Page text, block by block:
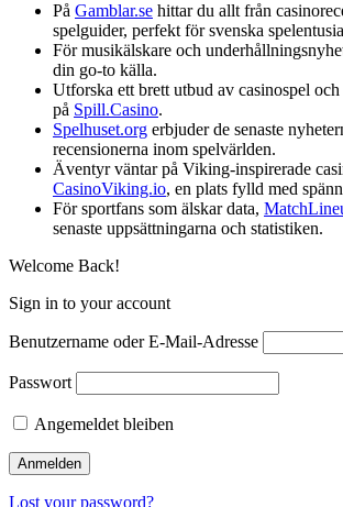
På Gamblar.se hittar du allt från
spelguider, perfekt för svenska
För musikälskare och
din go-to källa.
Utforska ett brett utbud av casinospel
på Spill.Casino.
Spelhuset.org erbjuder de senaste
recensionerna inom spelvärlden.
Äventyr väntar på Viking-inspirerade
CasinoViking.io, en plats fylld med
För sportfans som älskar data,
senaste uppsättningarna och statistiken.
Welcome Back!
Sign in to your account
Benutzername oder E-Mail-Adresse
Passwort
Angemeldet bleiben
Lost your password?